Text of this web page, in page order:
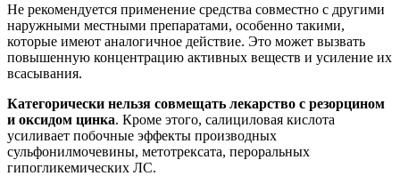
Не рекомендуется применение средства совместно с другими
наружными местными препаратами, особенно такими,
которые имеют аналогичное действие. Это может вызвать
повышенную концентрацию активных веществ и усиление их
всасывания.
Категорически нельзя совмещать лекарство с резорцином
и оксидом цинка. Кроме этого, салициловая кислота
усиливает побочные эффекты производных
сульфонилмочевины, метотрексата, пероральных
гипогликемических ЛС.